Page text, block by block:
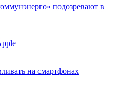
подозревают в
на смартфонах